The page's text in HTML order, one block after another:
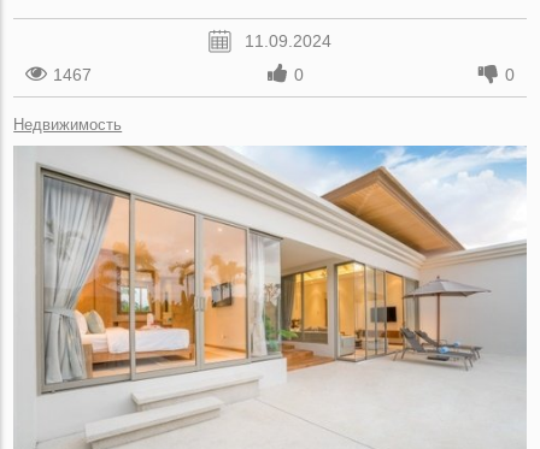
11.09.2024
1467
0 0
Недвижимость